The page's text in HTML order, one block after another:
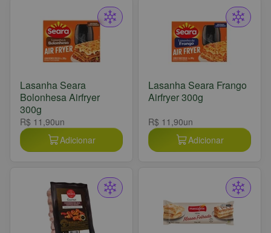
Lasanha Seara
Bolonhesa Airfryer
300g
R$ 11,90un
Adicionar
Lasanha Seara Frango
Airfryer 300g
R$ 11,90un
Adicionar